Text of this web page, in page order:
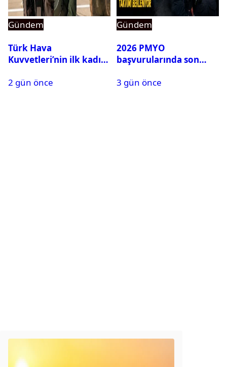
Gündem
Türk Hava
Kuvvetleri’nin ilk kadın
Karapınar hakkında
2 gün önce
Gündem
2026 PMYO
başvurularında son
3 gün önce